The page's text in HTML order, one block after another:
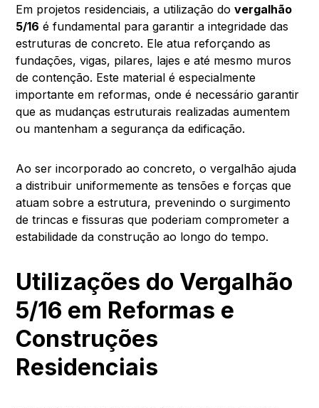
Em projetos residenciais, a utilização dovergalhão
5/16 é fundamental para garantir a integridade das
estruturas de concreto. Ele atua reforçando as
fundações, vigas, pilares, lajes e até mesmo muros
de contenção. Este material é especialmente
importante em reformas, onde é necessário garantir
que as mudanças estruturais realizadas aumentem
ou mantenham a segurança da edificação.
Ao ser incorporado ao concreto, o vergalhão ajuda
a distribuir uniformemente as tensões e forças que
atuam sobre a estrutura, prevenindo o surgimento
de trincas e fissuras que poderiam comprometer a
estabilidade da construção ao longo do tempo.
Utilizações do Vergalhão
5/16 em Reformas e
Construções
Residenciais